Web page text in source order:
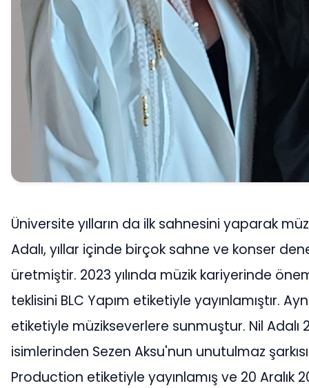
Üniversite yılların da ilk sahnesini yaparak
Adalı, yıllar içinde birçok sahne ve konser
üretmiştir. 2023 yılında müzik kariyerinde
teklisini BLC Yapım etiketiyle yayınlamıştır.
etiketiyle müzikseverlere sunmuştur. Nil Adalı
isimlerinden Sezen Aksu'nun unutulmaz
Production etiketiyle yayınlamış ve 20 Aralık